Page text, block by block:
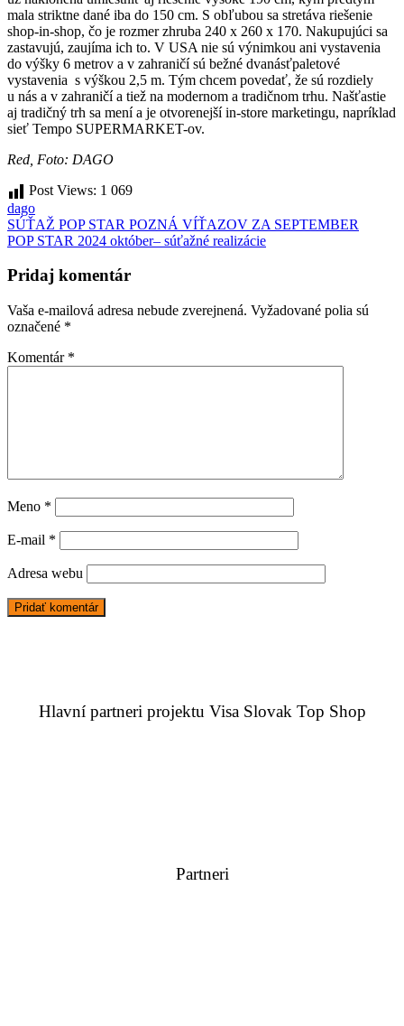
mala striktne dané iba do 150 cm. S obľubou sa stretáva riešenie
shop-in-shop, čo je rozmer zhruba 240 x 260 x 170. Nakupujúci sa
zastavujú, zaujíma ich to. V USA nie sú výnimkou ani vystavenia
do výšky 6 metrov a v zahraničí sú bežné dvanásťpaletové
vystavenia s výškou 2,5 m. Tým chcem povedať, že sú rozdiely
u nás a v zahraničí a tiež na modernom a tradičnom trhu. Našťastie
aj tradičný trh sa mení a je otvorenejší in-store marketingu, napríklad
sieť Tempo SUPERMARKET-ov.
Red, Foto: DAGO
Post Views: 1 069
dago
Navigácia
v
článku
SÚŤAŽ POP STAR POZNÁ VÍŤAZOV ZA SEPTEMBER
POP STAR 2024 október– súťažné realizácie
Pridaj komentár
Vaša e-mailová adresa nebude zverejnená. Vyžadované polia sú
označené *
Komentár *
Meno *
E-mail *
Adresa webu
Hlavní partneri projektu Visa Slovak Top Shop
Partneri